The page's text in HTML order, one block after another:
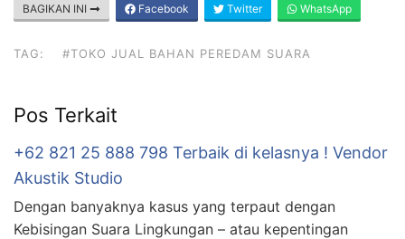
BAGIKAN INI Facebook Twitter WhatsApp
TAG: #TOKO JUAL BAHAN PEREDAM SUARA
Pos Terkait
+62 821 25 888 798 Terbaik di kelasnya ! Vendor
Akustik Studio
Dengan banyaknya kasus yang terpaut dengan
Kebisingan Suara Lingkungan – atau kepentingan